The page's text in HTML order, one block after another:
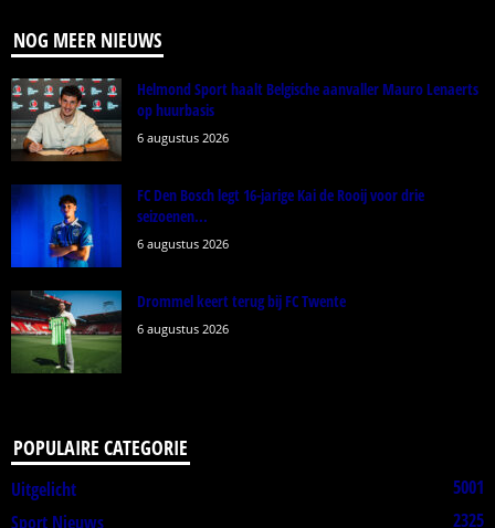
NOG MEER NIEUWS
Helmond Sport haalt Belgische aanvaller Mauro Lenaerts
op huurbasis
6 augustus 2026
FC Den Bosch legt 16-jarige Kai de Rooij voor drie
seizoenen...
6 augustus 2026
Drommel keert terug bij FC Twente
6 augustus 2026
POPULAIRE CATEGORIE
Uitgelicht
5001
Sport Nieuws
2325